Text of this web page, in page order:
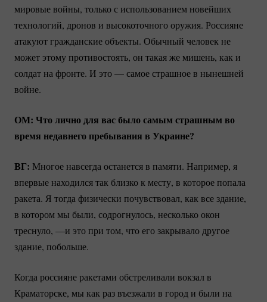
мировые войны, только с использованием новейших
технологий, дронов и высокоточного оружия. Россияне
атакуют гражданские объекты. Обычный человек не
может этому противостоять, он такая же мишень, как и
солдат на фронте. И это — самое страшное в нынешней
войне.
ОМ: Что лично для вас было самым страшным во
время недавнего пребывания в Украине?
ВГ: Многое навсегда останется в памяти. Например, я
впервые находился так близко к месту, в которое попала
ракета. Я тогда физически почувствовал, как все здание,
в котором мы были, содрогнулось, несколько окон
треснуло, —и это при том, что его закрывало другое
здание, побольше.
Когда россияне ракетами обстреливали вокзал в
Краматорске, мы как раз въезжали в город и были на